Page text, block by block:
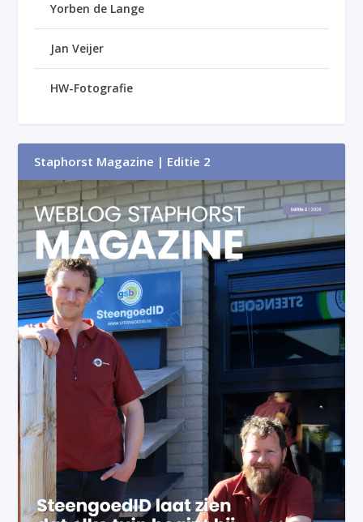
Yorben de Lange
Jan Veijer
HW-Fotografie
Staphorst Magazine | Editie 2